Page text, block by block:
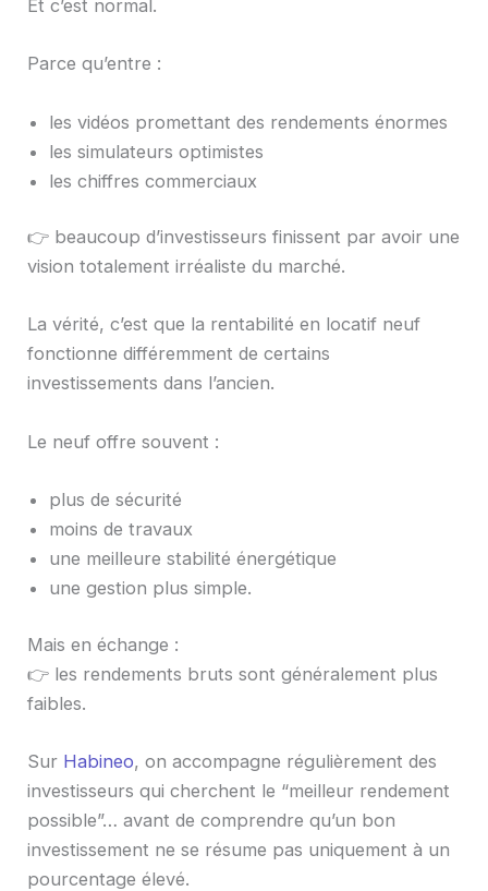
Et c’est normal.
Parce qu’entre :
les vidéos promettant des rendements énormes
les simulateurs optimistes
les chiffres commerciaux
👉 beaucoup d’investisseurs finissent par avoir une
vision totalement irréaliste du marché.
La vérité, c’est que la rentabilité en locatif neuf
fonctionne différemment de certains
investissements dans l’ancien.
Le neuf offre souvent :
plus de sécurité
moins de travaux
une meilleure stabilité énergétique
une gestion plus simple.
Mais en échange :
👉 les rendements bruts sont généralement plus
faibles.
Sur Habineo, on accompagne régulièrement des
investisseurs qui cherchent le “meilleur rendement
possible”… avant de comprendre qu’un bon
investissement ne se résume pas uniquement à un
pourcentage élevé.